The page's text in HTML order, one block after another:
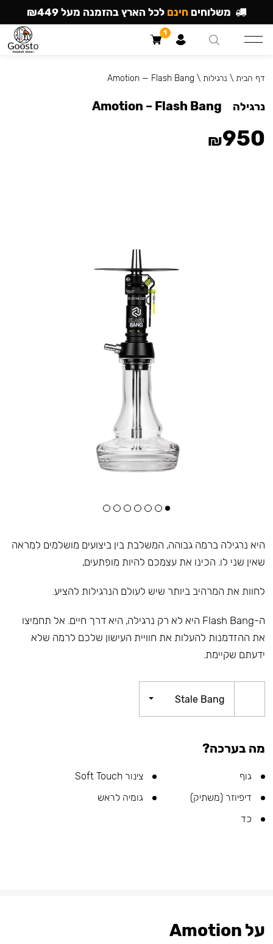
היא נרגילה ברמה גבוהה, המשלבת בין ביצועים מושלמים למראה
שאין שני לו. הכינו את עצמכם להיות מופתעים,
לחוות את המרהיב ביותר שיש לעולם הנרגילות להציע.
ה-Flash Bang היא לא רק נרגילה, היא דרך חיים. אל תחמיצו
את ההזדמנות להעלות את חוויית העישון שלכם לרמה שלא
ידעתם שקיימת.
Stale Bang
מה בערכה?
גוף
צינור Soft Touch
דיפיוזר (משתיק)
גומיה לראש
כד
דף הבית \ נרגילות \
Amotion — Flash Bang
נרגילה Amotion – Flash Bang
₪950
על Amotion
משלוחים חינם לכל הארץ בהזמנה מעל ₪449
1